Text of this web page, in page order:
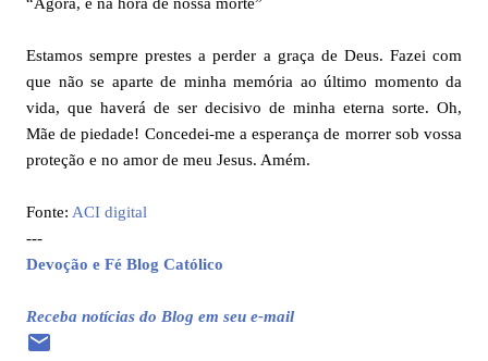
Estamos sempre prestes a perder a graça de Deus. Fazei com
que não se aparte de minha memória ao último momento da
vida, que haverá de ser decisivo de minha eterna sorte. Oh,
Mãe de piedade! Concedei-me a esperança de morrer sob vossa
proteção e no amor de meu Jesus. Amém.
Fonte: ACI digital
---
Devoção e Fé Blog Católico
Receba notícias do Blog em seu e-mail